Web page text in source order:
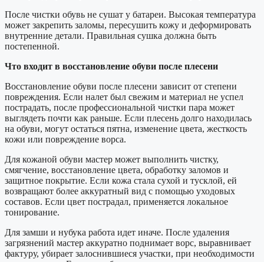
После чистки обувь не сушат у батареи. Высокая температура
может закрепить заломы, пересушить кожу и деформировать
внутренние детали. Правильная сушка должна быть
постепенной.
Что входит в восстановление обуви после плесени
Восстановление обуви после плесени зависит от степени
повреждения. Если налет был свежим и материал не успел
пострадать, после профессиональной чистки пара может
выглядеть почти как раньше. Если плесень долго находилась
на обуви, могут остаться пятна, изменение цвета, жесткость
кожи или повреждение ворса.
Для кожаной обуви мастер может выполнить чистку,
смягчение, восстановление цвета, обработку заломов и
защитное покрытие. Если кожа стала сухой и тусклой, ей
возвращают более аккуратный вид с помощью уходовых
составов. Если цвет пострадал, применяется локальное
тонирование.
Для замши и нубука работа идет иначе. После удаления
загрязнений мастер аккуратно поднимает ворс, выравнивает
фактуру, убирает залоснившиеся участки, при необходимости